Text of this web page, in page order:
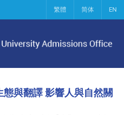
繁體 简体 EN
態與翻譯 影響人與自然關